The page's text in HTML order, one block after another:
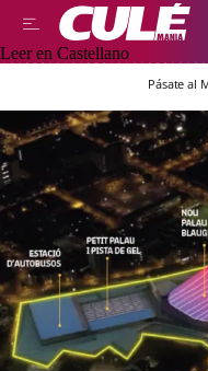
Leer en Castellano
Pásate al